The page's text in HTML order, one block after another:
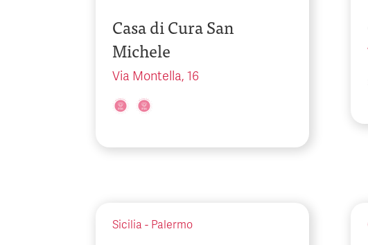
Casa di Cura San
Michele
Via Montella, 16
Sicilia - Palermo